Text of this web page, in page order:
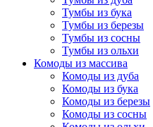
Тумбы из бука
Тумбы из березы
Тумбы из сосны
Тумбы из ольхи
Комоды из массива
Комоды из дуба
Комоды из бука
Комоды из березы
Комоды из сосны